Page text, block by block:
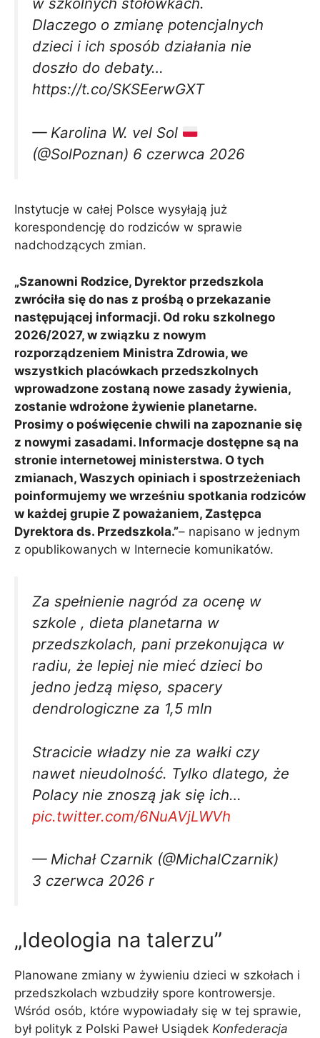
Dlaczego o zmianę potencjalnych
dzieci i ich sposób działania nie
doszło do debaty…
https://t.co/SKSEerwGXT
— Karolina W. vel Sol
(@SolPoznan) 6 czerwca 2026
Instytucje w całej Polsce wysyłają już
korespondencję do rodziców w sprawie
nadchodzących zmian.
„Szanowni Rodzice, Dyrektor przedszkola
zwróciła się do nas z prośbą o przekazanie
następującej informacji. Od roku szkolnego
2026/2027, w związku z nowym
rozporządzeniem Ministra Zdrowia, we
wszystkich placówkach przedszkolnych
wprowadzone zostaną nowe zasady żywienia,
zostanie wdrożone żywienie planetarne.
Prosimy o poświęcenie chwili na zapoznanie się
z nowymi zasadami. Informacje dostępne są na
stronie internetowej ministerstwa. O tych
zmianach, Waszych opiniach i spostrzeżeniach
poinformujemy we wrześniu spotkania rodziców
w każdej grupie Z poważaniem, Zastępca
Dyrektora ds. Przedszkola.”– napisano w jednym
z opublikowanych w Internecie komunikatów.
Za spełnienie nagród za ocenę w
szkole , dieta planetarna w
przedszkolach, pani przekonująca w
radiu, że lepiej nie mieć dzieci bo
jedno jedzą mięso, spacery
dendrologiczne za 1,5 mln
Stracicie władzy nie za wałki czy
nawet nieudolność. Tylko dlatego, że
Polacy nie znoszą jak się ich…
pic.twitter.com/6NuAVjLWVh
— Michał Czarnik (@MichalCzarnik)
3 czerwca 2026 r
„Ideologia na talerzu”
Planowane zmiany w żywieniu dzieci w szkołach i
przedszkolach wzbudziły spore kontrowersje.
Wśród osób, które wypowiadały się w tej sprawie,
był polityk z Polski Paweł Usiądek Konfederacja